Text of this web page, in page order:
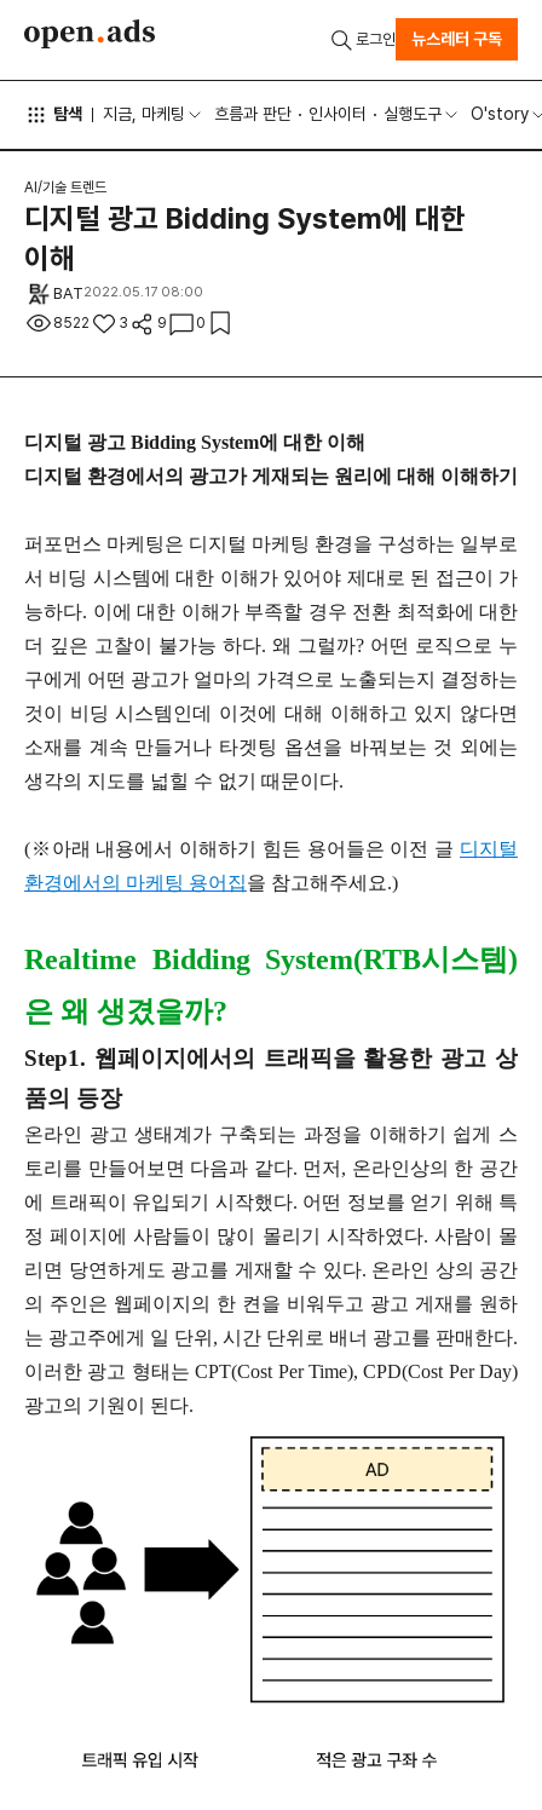
탐색 지금, 마케팅 흐름과 판단 인사이터 실행도구 O'story
로그인 뉴스레터 구독
AI/기술 트렌드
디지털 광고 Bidding System에 대한
이해
BAT2022.05.17 08:00
8522 3 9 0
디지털 광고 Bidding System에 대한 이해
디지털 환경에서의 광고가 게재되는 원리에 대해 이해하기
퍼포먼스 마케팅은 디지털 마케팅 환경을 구성하는 일부로
서 비딩 시스템에 대한 이해가 있어야 제대로 된 접근이 가
능하다. 이에 대한 이해가 부족할 경우 전환 최적화에 대한
더 깊은 고찰이 불가능 하다. 왜 그럴까? 어떤 로직으로 누
구에게 어떤 광고가 얼마의 가격으로 노출되는지 결정하는
것이 비딩 시스템인데 이것에 대해 이해하고 있지 않다면
소재를 계속 만들거나 타겟팅 옵션을 바꿔보는 것 외에는
생각의 지도를 넓힐 수 없기 때문이다.
(※아래 내용에서 이해하기 힘든 용어들은 이전 글 디지털
환경에서의 마케팅 용어집을 참고해주세요.)
Realtime Bidding System(RTB시스템)
은 왜 생겼을까?
Step1. 웹페이지에서의 트래픽을 활용한 광고 상
품의 등장
온라인 광고 생태계가 구축되는 과정을 이해하기 쉽게 스
토리를 만들어보면 다음과 같다. 먼저, 온라인상의 한 공간
에 트래픽이 유입되기 시작했다. 어떤 정보를 얻기 위해 특
정 페이지에 사람들이 많이 몰리기 시작하였다. 사람이 몰
리면 당연하게도 광고를 게재할 수 있다. 온라인 상의 공간
의 주인은 웹페이지의 한 켠을 비워두고 광고 게재를 원하
는 광고주에게 일 단위, 시간 단위로 배너 광고를 판매한다.
이러한 광고 형태는 CPT(Cost Per Time), CPD(Cost Per Day)
광고의 기원이 된다.